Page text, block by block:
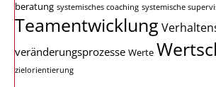
beratung systemisches coaching systemische
Teamentwicklung
veränderungsprozesse Werte
zielorientierung